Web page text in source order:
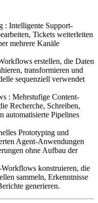
: Intelligente Support-
Tickets weiterleiten
mehrere Kanäle
erstellen, die Daten
transformieren und
sequenziell verwendet
: Mehrstufige Content-
Recherche, Schreiben,
automatisierte Pipelines
Prototyping und
Agent-Anwendungen
ohne Aufbau der
konstruieren, die
sammeln, Erkenntnisse
generieren.